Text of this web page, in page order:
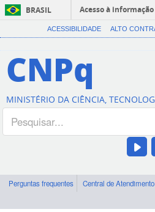
BRASIL
Acesso à informação
ACESSIBILIDADE ALTO
CNPq
MINISTÉRIO DA CIÊNCIA,
Perguntas frequentes Central de Atendimento